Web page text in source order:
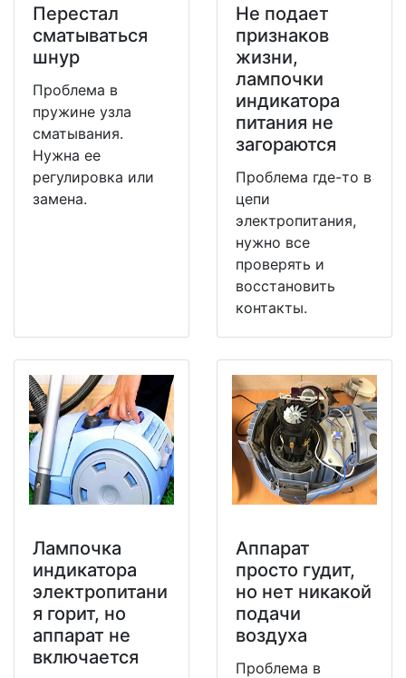
Перестал
сматываться
шнур
Проблема в
пружине узла
сматывания.
Нужна ее
регулировка или
замена.
Не подает
признаков
жизни,
лампочки
индикатора
питания не
загораются
Проблема где-то в
цепи
электропитания,
нужно все
проверять и
восстановить
контакты.
Лампочка
индикатора
электропитани
я горит, но
аппарат не
включается
Аппарат
просто гудит,
но нет никакой
подачи
воздуха
Проблема в